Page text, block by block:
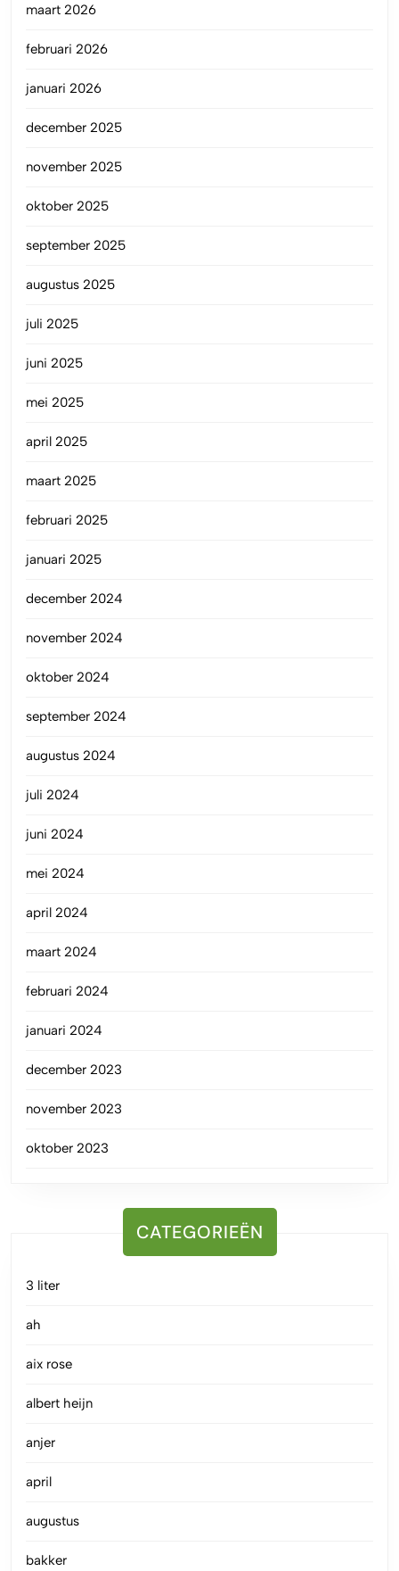
maart 2026
februari 2026
januari 2026
december 2025
november 2025
oktober 2025
september 2025
augustus 2025
juli 2025
juni 2025
mei 2025
april 2025
maart 2025
februari 2025
januari 2025
december 2024
november 2024
oktober 2024
september 2024
augustus 2024
juli 2024
juni 2024
mei 2024
april 2024
maart 2024
februari 2024
januari 2024
december 2023
november 2023
oktober 2023
CATEGORIEËN
3 liter
ah
aix rose
albert heijn
anjer
april
augustus
bakker